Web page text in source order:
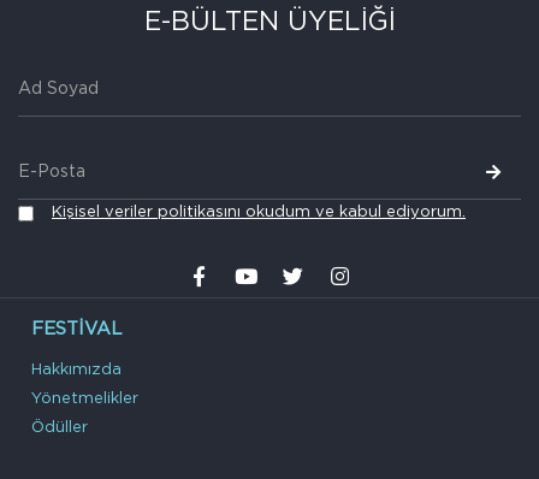
E-BÜLTEN ÜYELİĞİ
Kişisel veriler politikasını okudum ve kabul ediyorum.
FESTIVAL
Hakkımızda
Yönetmelikler
Ödüller